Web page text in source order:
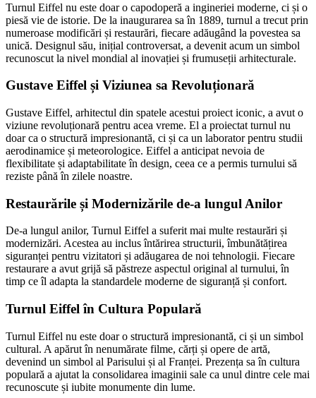
Turnul Eiffel nu este doar o capodoperă a ingineriei moderne, ci și o
piesă vie de istorie. De la inaugurarea sa în 1889, turnul a trecut prin
numeroase modificări și restaurări, fiecare adăugând la povestea sa
unică. Designul său, inițial controversat, a devenit acum un simbol
recunoscut la nivel mondial al inovației și frumuseții arhitecturale.
Gustave Eiffel și Viziunea sa Revoluționară
Gustave Eiffel, arhitectul din spatele acestui proiect iconic, a avut o
viziune revoluționară pentru acea vreme. El a proiectat turnul nu
doar ca o structură impresionantă, ci și ca un laborator pentru studii
aerodinamice și meteorologice. Eiffel a anticipat nevoia de
flexibilitate și adaptabilitate în design, ceea ce a permis turnului să
reziste până în zilele noastre.
Restaurările și Modernizările de-a lungul Anilor
De-a lungul anilor, Turnul Eiffel a suferit mai multe restaurări și
modernizări. Acestea au inclus întărirea structurii, îmbunătățirea
siguranței pentru vizitatori și adăugarea de noi tehnologii. Fiecare
restaurare a avut grijă să păstreze aspectul original al turnului, în
timp ce îl adapta la standardele moderne de siguranță și confort.
Turnul Eiffel în Cultura Populară
Turnul Eiffel nu este doar o structură impresionantă, ci și un simbol
cultural. A apărut în nenumărate filme, cărți și opere de artă,
devenind un simbol al Parisului și al Franței. Prezența sa în cultura
populară a ajutat la consolidarea imaginii sale ca unul dintre cele mai
recunoscute și iubite monumente din lume.